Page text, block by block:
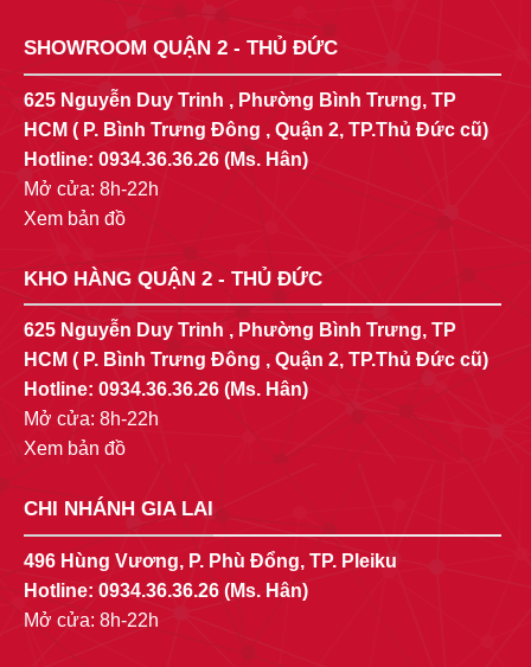
SHOWROOM QUẬN 2 - THỦ ĐỨC
625 Nguyễn Duy Trinh , Phường Bình Trưng, TP
HCM ( P. Bình Trưng Đông , Quận 2, TP.Thủ Đức cũ)
Hotline: 0934.36.36.26 (Ms. Hân)
Mở cửa: 8h-22h
Xem bản đồ
KHO HÀNG QUẬN 2 - THỦ ĐỨC
625 Nguyễn Duy Trinh , Phường Bình Trưng, TP
HCM ( P. Bình Trưng Đông , Quận 2, TP.Thủ Đức cũ)
Hotline: 0934.36.36.26 (Ms. Hân)
Mở cửa: 8h-22h
Xem bản đồ
CHI NHÁNH GIA LAI
496 Hùng Vương, P. Phù Đổng, TP. Pleiku
Hotline: 0934.36.36.26 (Ms. Hân)
Mở cửa: 8h-22h